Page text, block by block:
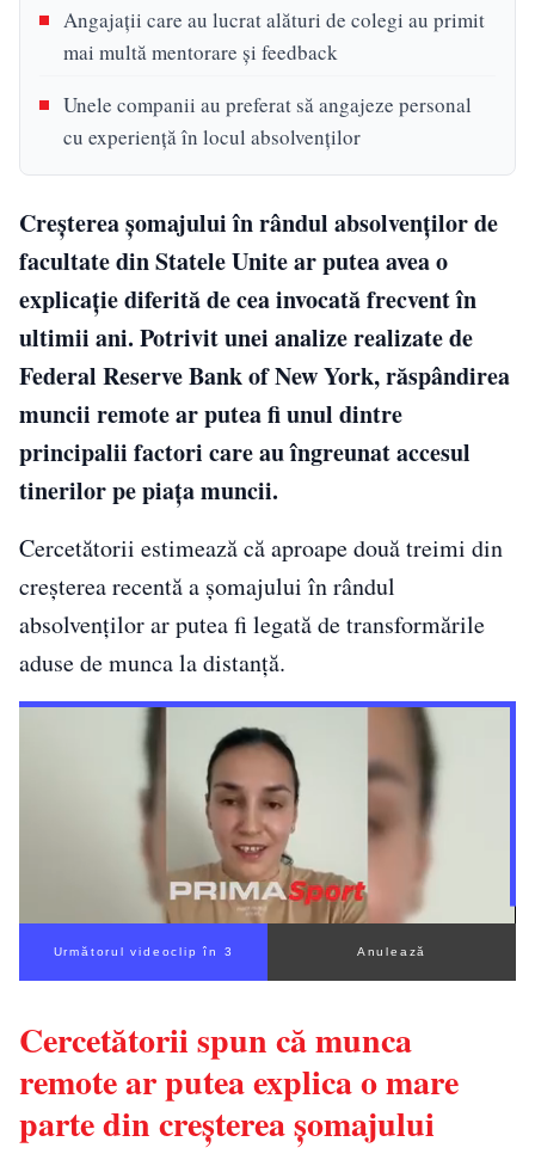
Angajații care au lucrat alături de colegi au primit
mai multă mentorare și feedback
Unele companii au preferat să angajeze personal
cu experiență în locul absolvenților
Creșterea șomajului în rândul absolvenților de
facultate din Statele Unite ar putea avea o
explicație diferită de cea invocată frecvent în
ultimii ani. Potrivit unei analize realizate de
Federal Reserve Bank of New York, răspândirea
muncii remote ar putea fi unul dintre
principalii factori care au îngreunat accesul
tinerilor pe piața muncii.
Cercetătorii estimează că aproape două treimi din
creșterea recentă a șomajului în rândul
absolvenților ar putea fi legată de transformările
aduse de munca la distanță.
Următorul videoclip în 2 Anulează
Cercetătorii spun că munca
remote ar putea explica o mare
parte din creșterea șomajului